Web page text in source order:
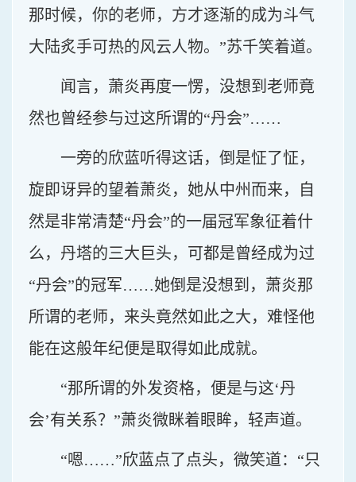
那时候，你的老师，方才逐渐的成为斗气
大陆炙手可热的风云人物。”苏千笑着道。
闻言，萧炎再度一愣，没想到老师竟
然也曾经参与过这所谓的“丹会”……
一旁的欣蓝听得这话，倒是怔了怔，
旋即讶异的望着萧炎，她从中州而来，自
然是非常清楚“丹会”的一届冠军象征着什
么，丹塔的三大巨头，可都是曾经成为过
“丹会”的冠军……她倒是没想到，萧炎那
所谓的老师，来头竟然如此之大，难怪他
能在这般年纪便是取得如此成就。
“那所谓的外发资格，便是与这‘丹
会’有关系？”萧炎微眯着眼眸，轻声道。
“嗯……”欣蓝点了点头，微笑道：“只